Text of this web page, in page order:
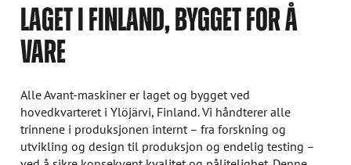
LAGET I FINLAND, BYGGET FOR Å
VARE
Alle Avant-maskiner er laget og bygget ved
hovedkvarteret i Ylöjärvi, Finland. Vi håndterer alle
trinnene i produksjonen internt – fra forskning og
utvikling og design til produksjon og endelig testing –